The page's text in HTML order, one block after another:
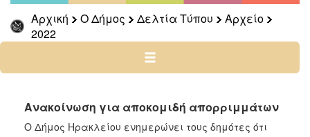
Αρχική Ο Δήμος Δελτία Τύπου
Αρχείο
2022
2026
2025
2022
2021
Ανακοίνωση για αποκομιδή απορριμμάτων
Ο Δήμος Ηρακλείου ενημερώνει τους δημότες ότι